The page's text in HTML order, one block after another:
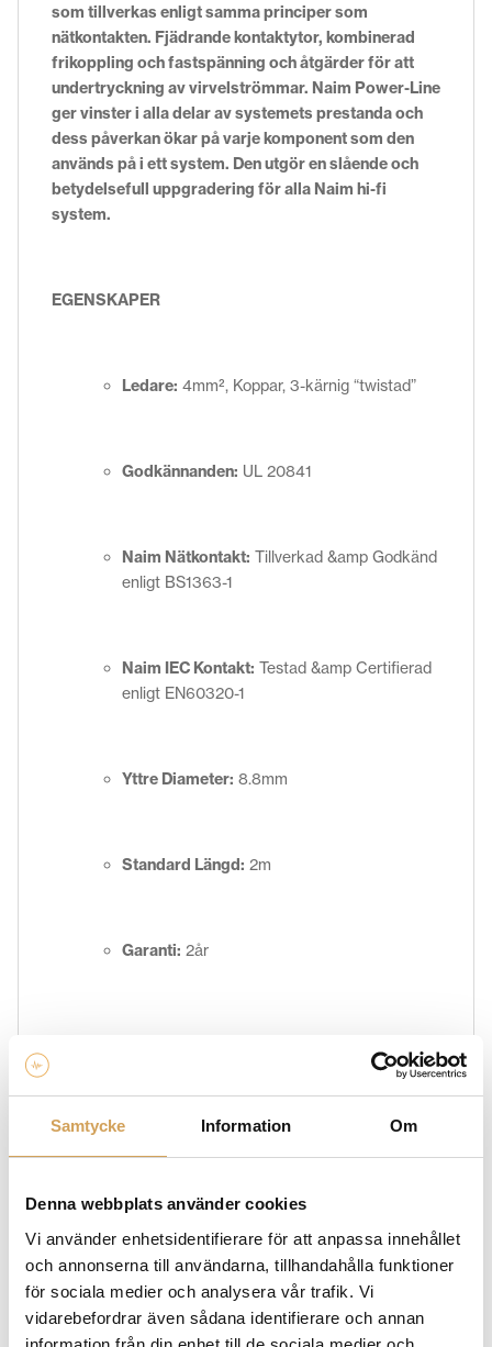
Samtycke Information Om
Denna webbplats använder cookies
Vi använder enhetsidentifierare för att anpassa innehållet
och annonserna till användarna, tillhandahålla funktioner
för sociala medier och analysera vår trafik. Vi
vidarebefordrar även sådana identifierare och annan
som tillverkas enligt samma principer som
nätkontakten. Fjädrande kontaktytor, kombinerad
frikoppling och fastspänning och åtgärder för att
undertryckning av virvelströmmar. Naim Power-Line
ger vinster i alla delar av systemets prestanda och
dess påverkan ökar på varje komponent som den
används på i ett system. Den utgör en slående och
betydelsefull uppgradering för alla Naim hi-fi
system.
EGENSKAPER
Ledare: 4mm², Koppar, 3-kärnig “twistad”
Godkännanden: UL 20841
Naim Nätkontakt: Tillverkad &amp Godkänd
enligt BS1363-1
Naim IEC Kontakt: Testad &amp Certifierad
enligt EN60320-1
Yttre Diameter: 8.8mm
Standard Längd: 2m
Garanti: 2år
Ytterligare information
Varumärke
NAIM